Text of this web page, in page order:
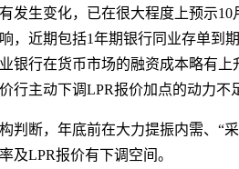
发生变化，已在很大程度上预示
，近期包括1年期银行同业存单到
银行在货币市场的融资成本略有
行主动下调LPR报价加点的动力不
判断，年底前在大力提振内需、“
及LPR报价有下调空间。